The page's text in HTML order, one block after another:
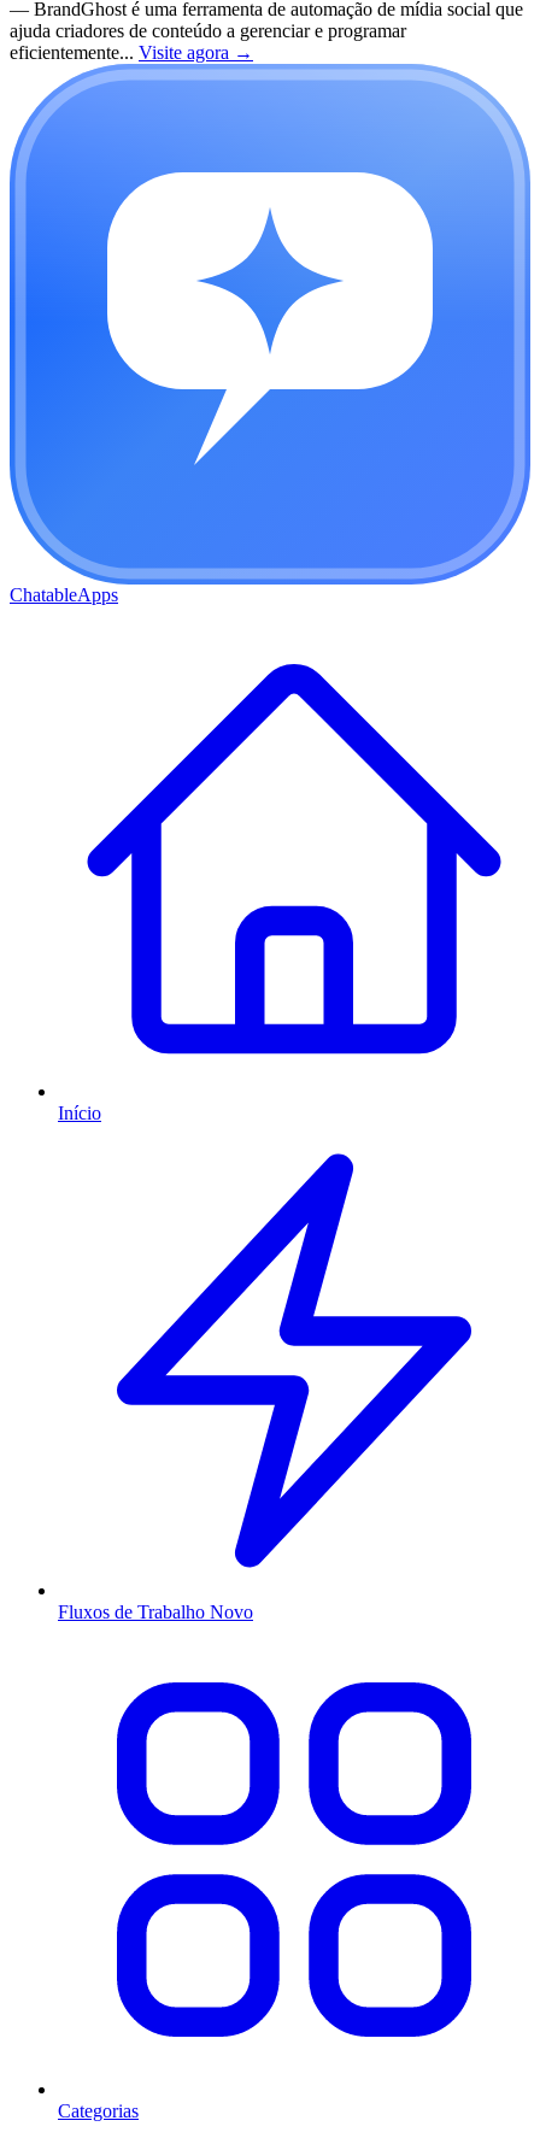
— BrandGhost é uma ferramenta de automação de mídia social que
ajuda criadores de conteúdo a gerenciar e programar
eficientemente... Visite agora →
ChatableApps
Início
Fluxos de Trabalho Novo
Categorias